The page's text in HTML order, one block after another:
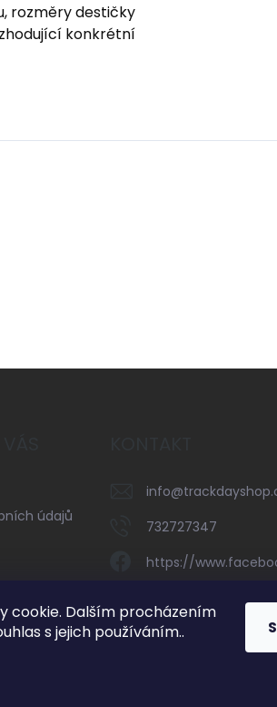
cookie. Dalším procházením
s jejich používáním..
rozměry destičky
konkrétní
údajů
info@
732727347
https://
732727347